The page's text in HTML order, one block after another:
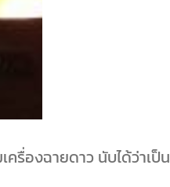
รื่องฉายดาว นับได้ว่าเป็น